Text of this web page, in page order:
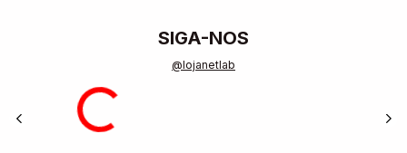
SIGA-NOS
@lojanetlab